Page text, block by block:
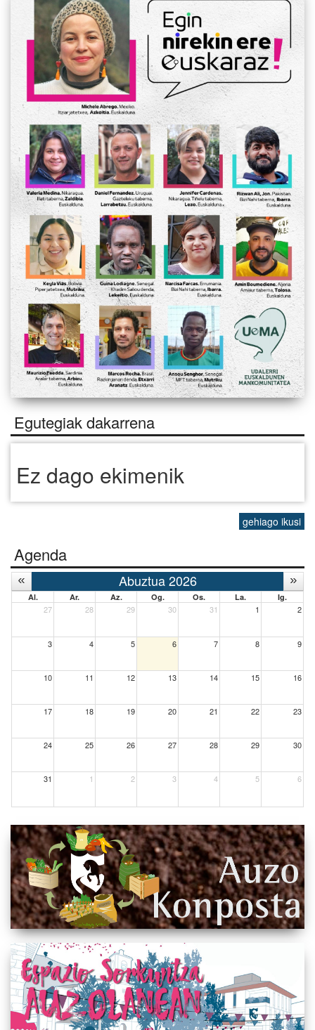
Egutegiak dakarrena
Ez dago ekimenik
gehiago ikusi
Agenda
Abuztua 2026
Al. Ar. Az. Og. Os. La. Ig.
27 28 29 30 31 1 2
3 4 5 6 7 8 9
10 11 12 13 14 15 16
17 18 19 20 21 22 23
24 25 26 27 28 29 30
31 1 2 3 4 5 6